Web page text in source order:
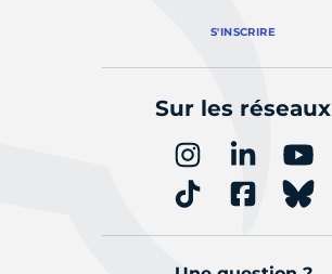
S'INSCRIRE
Sur les réseaux